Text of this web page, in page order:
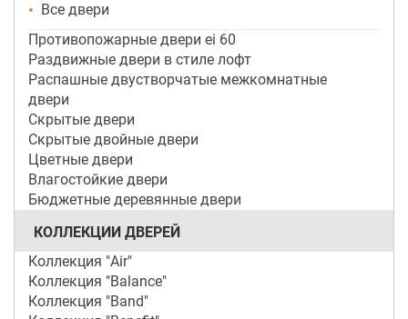
Все двери
Противопожарные двери ei 60
Раздвижные двери в стиле лофт
Распашные двустворчатые межкомнатные
двери
Скрытые двери
Скрытые двойные двери
Цветные двери
Влагостойкие двери
Бюджетные деревянные двери
КОЛЛЕКЦИИ ДВЕРЕЙ
Коллекция "Air"
Коллекция "Balance"
Коллекция "Band"